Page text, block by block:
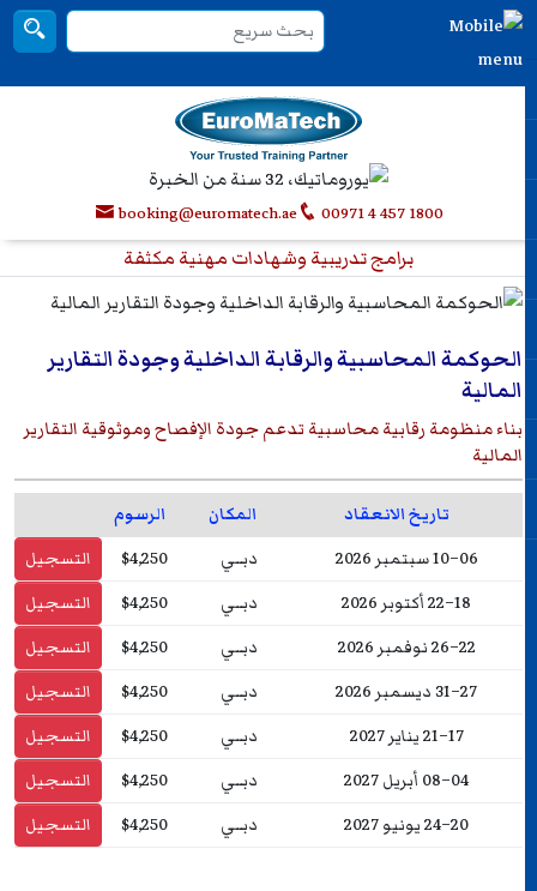
00971 4 457 1800
booking@euromatech.ae
برامج تدريبية وشهادات مهنية مكثفة
الحوكمة المحاسبية والرقابة الداخلية وجودة التقارير
المالية
بناء منظومة رقابية محاسبية تدعم جودة الإفصاح وموثوقية التقارير
المالية
تاريخ الانعقاد المكان
الرسوم
06–10 سبتمبر 2026
دبــي $4,250
التسجيل
18–22 أكتوبر 2026
دبــي $4,250
التسجيل
22–26 نوفمبر 2026
دبــي $4,250
التسجيل
27–31 ديسمبر 2026
دبــي $4,250
التسجيل
17–21 يناير 2027
دبــي $4,250
التسجيل
04–08 أبريل 2027
دبــي $4,250
التسجيل
20–24 يونيو 2027
دبــي $4,250 التسجيل